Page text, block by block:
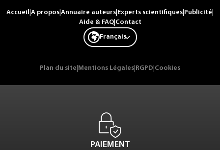
Accueil A propos Annuaire auteurs Experts scientifiques Publicité
Aide & FAQ| Contact
Français
Plan du site Mentions Légales RGPD Cookies
PAIEMENT